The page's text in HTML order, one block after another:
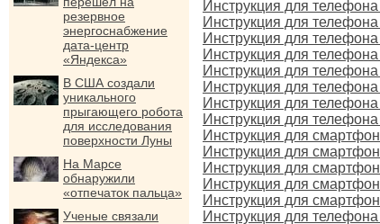
резервное
энергоснабжение
дата-центр
«Яндекса»
В США создали
уникального
прыгающего робота
для исследования
поверхности Луны
На Марсе
обнаружили
«отпечаток пальца»
Ученые связали
Инструкция для
Инструкция для
Инструкция для
Инструкция для
Инструкция для
Инструкция для
Инструкция для
Инструкция для
Инструкция для
Инструкция для
Инструкция для
Инструкция для
Инструкция для
Инструкция для